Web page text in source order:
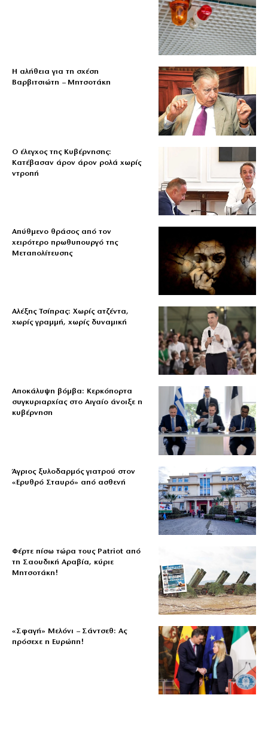
Η αλήθεια για τη σχέση
Βαρβιτσιώτη – Μητσοτάκη
Ο έλεγχος της Κυβέρνησης:
Κατέβασαν άρον άρον ρολά χωρίς
ντροπή
Απύθμενο θράσος από τον
χειρότερο πρωθυπουργό της
Μεταπολίτευσης
Αλέξης Τσίπρας: Χωρίς ατζέντα,
χωρίς γραμμή, χωρίς δυναμική
Αποκάλυψη βόμβα: Κερκόπορτα
συγκυριαρχίας στο Αιγαίο άνοιξε η
κυβέρνηση
Άγριος ξυλοδαρμός γιατρού στον
«Ερυθρό Σταυρό» από ασθενή
Φέρτε πίσω τώρα τους Patriot από
τη Σαουδική Αραβία, κύριε
Μητσοτάκη!
«Σφαγή» Μελόνι – Σάντσεθ: Ας
πρόσεχε η Ευρώπη!